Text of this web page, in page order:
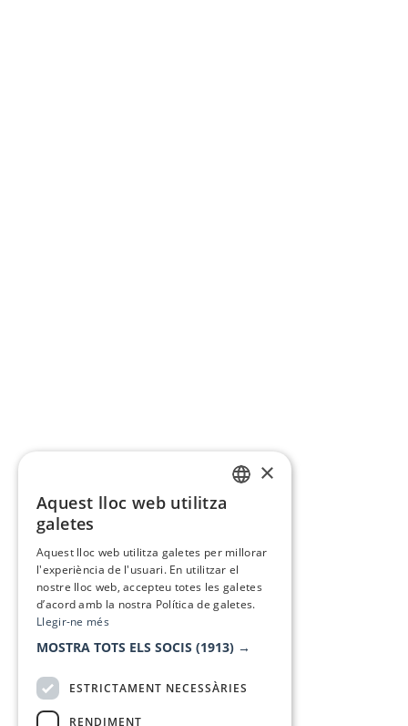
×
Aquest lloc web utilitza
galetes
Aquest lloc web utilitza galetes per millorar
l'experiència de l'usuari. En utilitzar el
nostre lloc web, accepteu totes les galetes
d’acord amb la nostra Política de galetes.
Llegir-ne més
MOSTRA TOTS ELS SOCIS (1913) →
ESTRICTAMENT NECESSÀRIES
RENDIMENT